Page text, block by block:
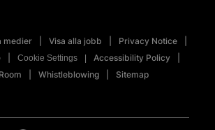
medier Visa alla jobb
Privacy Notice
Cookie Settings
Accessibility Policy
Whistleblowing Sitemap